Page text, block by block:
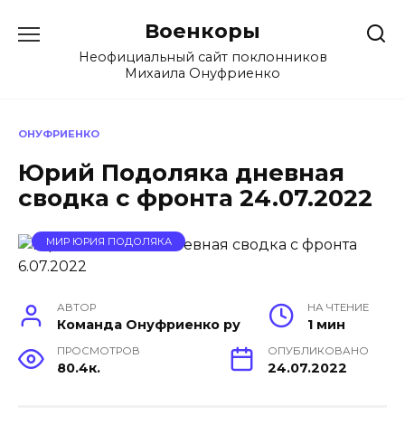
содержанию
Военкоры
Неофициальный сайт поклонников
Михаила Онуфриенко
ОНУФРИЕНКО
Юрий Подоляка дневная
сводка с фронта 24.07.2022
МИР ЮРИЯ ПОДОЛЯКА
АВТОР
Команда Онуфриенко ру
НА ЧТЕНИЕ
1 мин
ПРОСМОТРОВ
80.4к.
ОПУБЛИКОВАНО
24.07.2022